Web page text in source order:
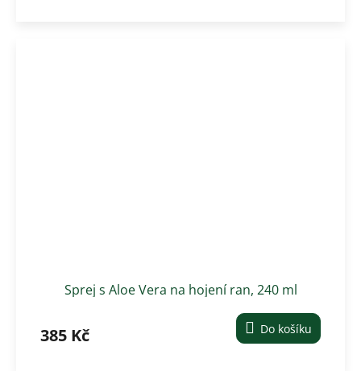
Sprej s Aloe Vera na hojení ran, 240 ml
385 Kč Do košíku